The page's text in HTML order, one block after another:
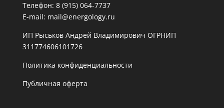
Телефон: 8 (915) 064-7737
E-mail: mail@energology.ru
ИП Рыськов Андрей Владимирович ОГРНИП
311774606101726
Политика конфиденциальности
Публичная оферта